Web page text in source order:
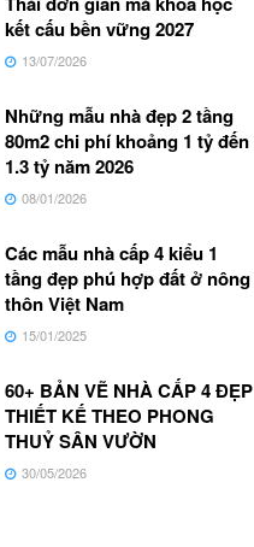
kết cấu bền vững 2027
13/07/2026
Những mẫu nhà đẹp 2 tầng
80m2 chi phí khoảng 1 tỷ đến
1.3 tỷ năm 2026
08/01/2026
Các mẫu nhà cấp 4 kiểu 1
tầng đẹp phú hợp đất ở nông
thôn Việt Nam
15/01/2025
60+ BẢN VẼ NHÀ CẤP 4 ĐẸP
THIẾT KẾ THEO PHONG
THUỶ SÂN VƯỜN
30/05/2026